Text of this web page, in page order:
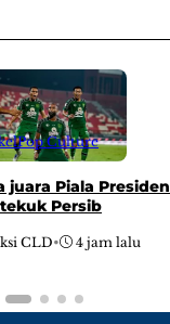
Pop Culture
juara Piala Presiden
Persib
CLD• 4 jam lalu